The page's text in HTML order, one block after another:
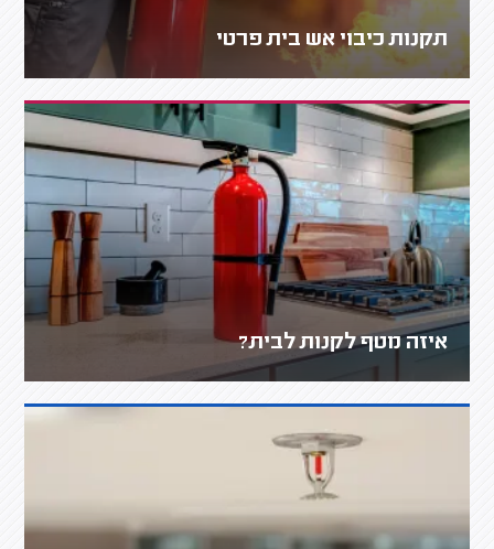
תקנות כיבוי אש בית פרטי
איזה מטף לקנות לבית?